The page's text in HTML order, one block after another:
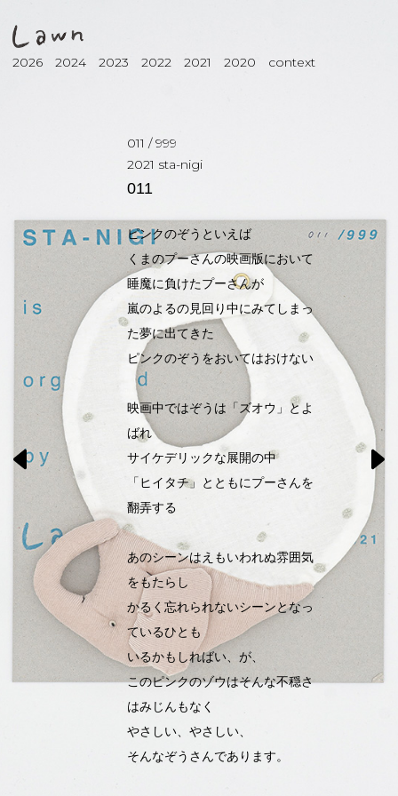
2026 2024 2023 2022 2021 2020 context
011 /999
2021 sta-nigi
011
ピンクのぞうといえば
くまのプーさんの映画版において
睡魔に負けたプーさんが
嵐のよるの見回り中にみてしまっ
た夢に出てきた
ピンクのぞうをおいてはおけない
映画中ではぞうは「ズオウ」とよ
ばれ
サイケデリックな展開の中
「ヒイタチ」とともにプーさんを
翻弄する
あのシーンはえもいわれぬ雰囲気
をもたらし
かるく忘れられないシーンとなっ
ているひとも
いるかもしればい、が、
このピンクのゾウはそんな不穏さ
はみじんもなく
やさしい、やさしい、
そんなぞうさんであります。